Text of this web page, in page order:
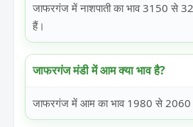
जाफरगंज में नाशपाती का भाव 3150 से
हैं।
जाफरगंज मंडी में आम क्या भाव है?
जाफरगंज में आम का भाव 1980 से 2060